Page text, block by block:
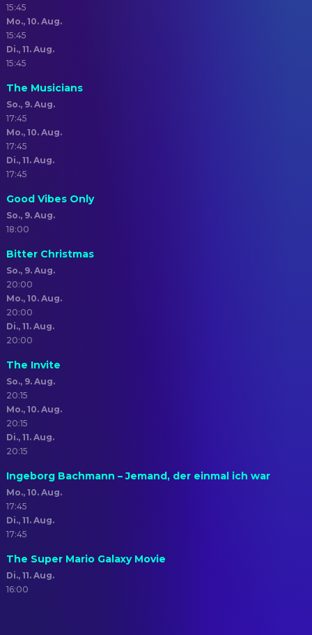
15:45
Mo., 10. Aug.
15:45
Di., 11. Aug.
15:45
The Musicians
So., 9. Aug.
17:45
Mo., 10. Aug.
17:45
Di., 11. Aug.
17:45
Good Vibes Only
So., 9. Aug.
18:00
Bitter Christmas
So., 9. Aug.
20:00
Mo., 10. Aug.
20:00
Di., 11. Aug.
20:00
The Invite
So., 9. Aug.
20:15
Mo., 10. Aug.
20:15
Di., 11. Aug.
20:15
Ingeborg Bachmann – Jemand, der einmal ich war
Mo., 10. Aug.
17:45
Di., 11. Aug.
17:45
The Super Mario Galaxy Movie
Di., 11. Aug.
16:00